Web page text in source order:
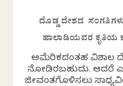
ದೊಡ್ಡ ದೇಶದ
ಹಾಲಾಡಿಯವರ ಕೃತಿಯ
ಅಮೆರಿಕದಂತಹ ವಿಶಾಲ
ನೋಡಿರಬಹುದು. ಆದರೆ
ಜೀವಂತಗೊಳಿಸಲು